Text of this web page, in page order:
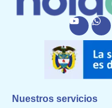
Nuestros servicios